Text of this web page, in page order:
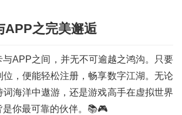
APP之完美邂逅
APP之间，并无不可逾越之鸿沟。只要
位，便能轻松注册，畅享数字江湖。无论
词海洋中遨游，还是游戏高手在虚拟世界
是你最可靠的伙伴。📚🎮